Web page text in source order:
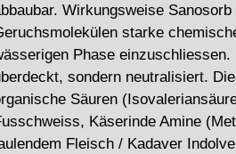
Wirkungsweise
starke
Phase
sondern neutralisiert.
Säuren
Käserinde Amine
Fleisch / Kadaver